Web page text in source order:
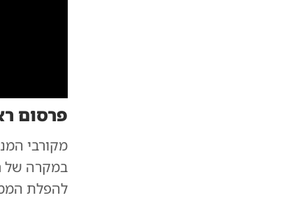
פרסום
מקורבי
במקרה של
להפלת